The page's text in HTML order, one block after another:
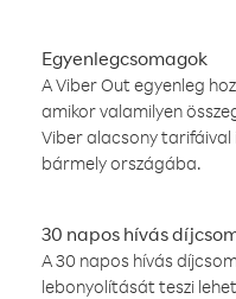
Egyenlegcsomagok
A Viber Out egyenleg
amikor valamilyen
Viber alacsony
bármely országába.
30 napos hívás
A 30 napos hívás
lebonyolítását teszi